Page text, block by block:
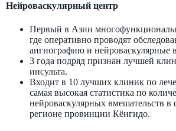
Нейроваскулярный центр
Первый в Азии
где оперативно проводят
ангиографию и нейроваскулярные
3 года подряд признан лучшей
инсульта.
Входит в 10 лучших клиник по
самая высокая статистика по
нейроваскулярных вмешательств в
регионе провинции Кёнгидо.